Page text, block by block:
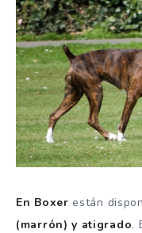
En Boxer están
(marrón) y atigrado.